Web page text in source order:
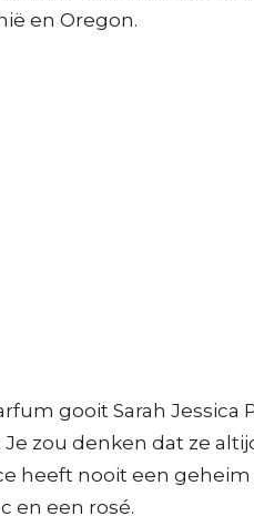
en Oregon.
gooit Sarah
zou denken dat ze
heeft nooit een
en een rosé.